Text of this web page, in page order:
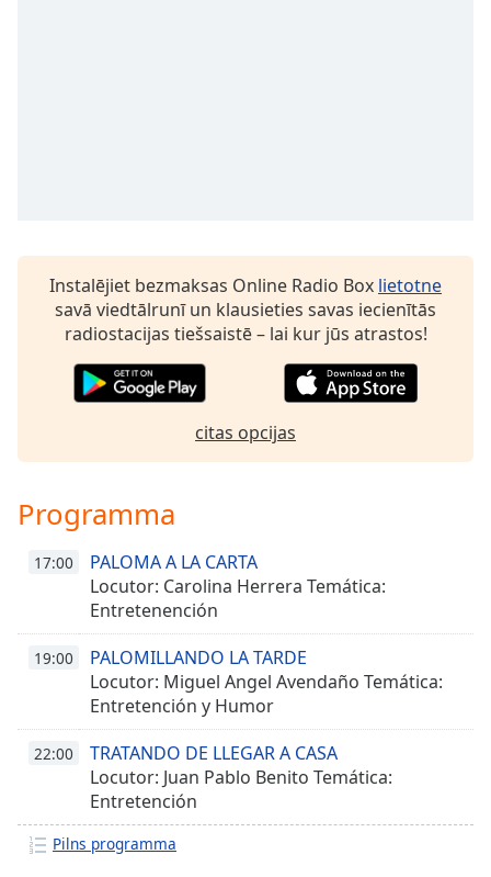
Family
Close
Dialog
dialog
window.
Instalējiet bezmaksas Online Radio Box lietotne
savā viedtālrunī un klausieties savas iecienītās
radiostacijas tiešsaistē – lai kur jūs atrastos!
citas opcijas
Programma
17:00
PALOMA A LA CARTA
Locutor: Carolina Herrera Temática:
Entretenención
19:00
PALOMILLANDO LA TARDE
Locutor: Miguel Angel Avendaño Temática:
Entretención y Humor
22:00
TRATANDO DE LLEGAR A CASA
Locutor: Juan Pablo Benito Temática:
Entretención
Pilns programma